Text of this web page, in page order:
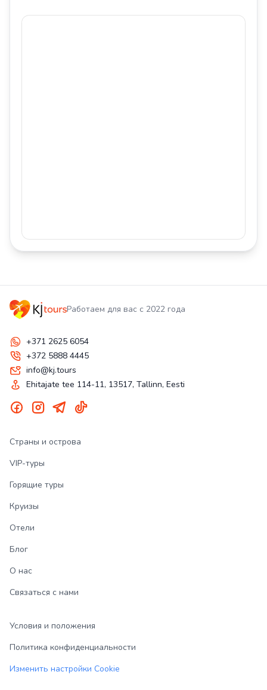
Работаем для вас с 2022 года
+371 2625 6054
+372 5888 4445
info@kj.tours
Ehitajate tee 114-11, 13517, Tallinn, Eesti
Страны и острова
VIP-туры
Горящие туры
Круизы
Отели
Блог
О нас
Связаться с нами
Условия и положения
Политика конфиденциальности
Изменить настройки Cookie